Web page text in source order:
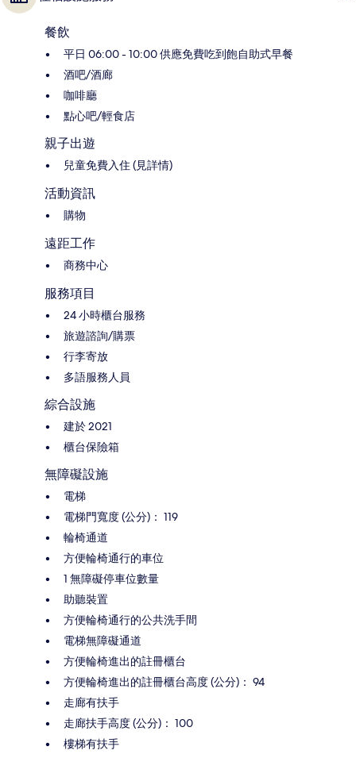
餐飲
平日 06:00 - 10:00 供應免費吃到飽自助式早餐
酒吧/酒廊
咖啡廳
點心吧/輕食店
親子出遊
兒童免費入住 (見詳情)
活動資訊
購物
遠距工作
商務中心
服務項目
24 小時櫃台服務
旅遊諮詢/購票
行李寄放
多語服務人員
綜合設施
建於 2021
櫃台保險箱
無障礙設施
電梯
電梯門寬度 (公分)： 119
輪椅通道
方便輪椅通行的車位
1 無障礙停車位數量
助聽裝置
方便輪椅通行的公共洗手間
電梯無障礙通道
方便輪椅進出的註冊櫃台
方便輪椅進出的註冊櫃台高度 (公分)： 94
走廊有扶手
走廊扶手高度 (公分)： 100
樓梯有扶手